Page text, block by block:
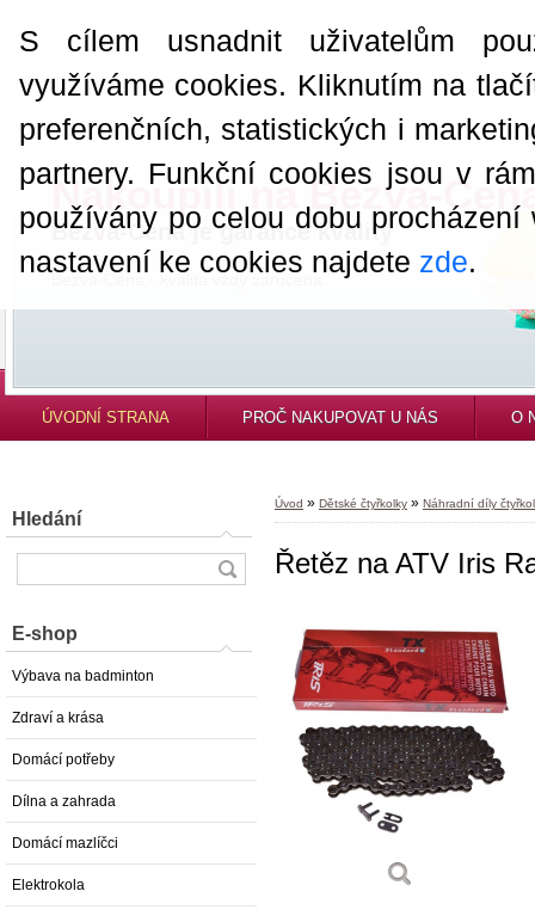
S cílem usnadnit uživatelům
využíváme cookies. Kliknutím na
preferenčních, statistických i
partnery. Funkční cookies jsou v
používány po celou dobu
nastavení ke cookies najdete zde.
Nakoupili na Bezva-
Bezva-Cena je garance kvality
ÚVODNÍ STRANA PROČ NAKUPOVAT U NÁS O
Hledání
E-shop
Výbava na badminton
Zdraví a krása
Domácí potřeby
Dílna a zahrada
Domácí mazlíčci
Elektrokola
Úvod » Dětské čtyřkolky » Náhradní díly
Řetěz na ATV Iris